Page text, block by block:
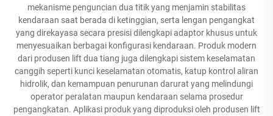
mekanisme penguncian dua titik yang menjamin stabilitas
kendaraan saat berada di ketinggian, serta lengan pengangkat
yang direkayasa secara presisi dilengkapi adaptor khusus untuk
menyesuaikan berbagai konfigurasi kendaraan. Produk modern
dari produsen lift dua tiang juga dilengkapi sistem keselamatan
canggih seperti kunci keselamatan otomatis, katup kontrol aliran
hidrolik, dan kemampuan penurunan darurat yang melindungi
operator peralatan maupun kendaraan selama prosedur
pengangkatan. Aplikasi produk yang diproduksi oleh produsen lift